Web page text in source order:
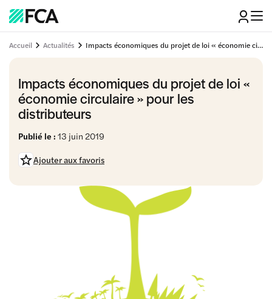
Accueil Actualités Impacts économiques du projet de loi « économie circulaire » pour les distributeurs
Impacts économiques du projet de loi «
économie circulaire » pour les
distributeurs
Publié le : 13 juin 2019
Ajouter aux favoris